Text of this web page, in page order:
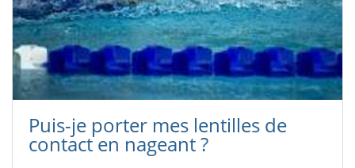
Puis-je porter mes lentilles de
contact en nageant ?